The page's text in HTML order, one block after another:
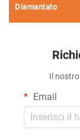
Diamantato
Il
Email